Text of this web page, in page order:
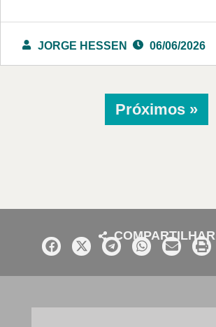
JORGE HESSEN 06/06/2026
Próximos »
COMPARTILHAR